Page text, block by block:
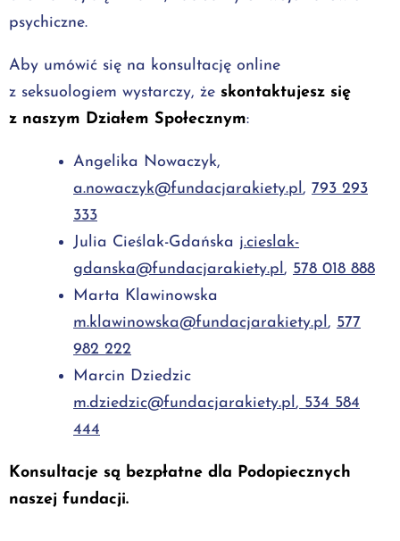
psychiczne.
Aby umówić się na konsultację online
z seksuologiem wystarczy, że skontaktujesz się
z naszym Działem Społecznym:
Angelika Nowaczyk,
a.nowaczyk@fundacjarakiety.pl, 793 293
333
Julia Cieślak-Gdańska j.cieslak-
gdanska@fundacjarakiety.pl, 578 018 888
Marta Klawinowska
m.klawinowska@fundacjarakiety.pl, 577
982 222
Marcin Dziedzic
m.dziedzic@fundacjarakiety.pl, 534 584
444
Konsultacje są bezpłatne dla Podopiecznych
naszej fundacji.